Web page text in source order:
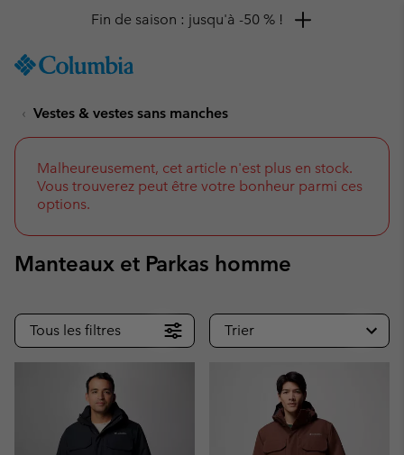
TO
SKIP
NAV
SKIP
TO
SEARCH
Remise de 10 % à saisir
Vestes & vestes sans manches
Malheureusement, cet article n'est plus en stock.
Vous trouverez peut être votre bonheur parmi ces
options.
Manteaux et Parkas homme
Tous les filtres Trier